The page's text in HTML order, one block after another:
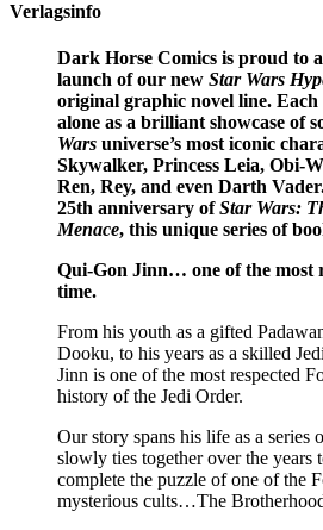
Verlagsinfo
Dark Horse Comics is proud to
launch of our new Star Wars
original graphic novel line. Each
alone as a brilliant showcase of
Wars universe’s most iconic
Skywalker, Princess Leia, Obi-
Ren, Rey, and even Darth
25th anniversary ofStar Wars:
Menace, this unique series of
Qui-Gon Jinn… one of the most
time.
From his youth as a gifted
Dooku, to his years as a skilled
Jinn is one of the most respected
history of the Jedi Order.
Our story spans his life as a series
slowly ties together over the years
complete the puzzle of one of the
mysterious cults…The